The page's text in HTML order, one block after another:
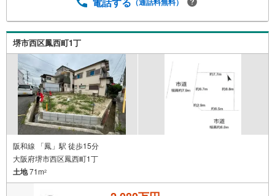
ります！
堺市西区鳳西町1丁
阪和線 「鳳」駅 徒歩15分
大阪府堺市西区鳳西町1丁
土地71m2